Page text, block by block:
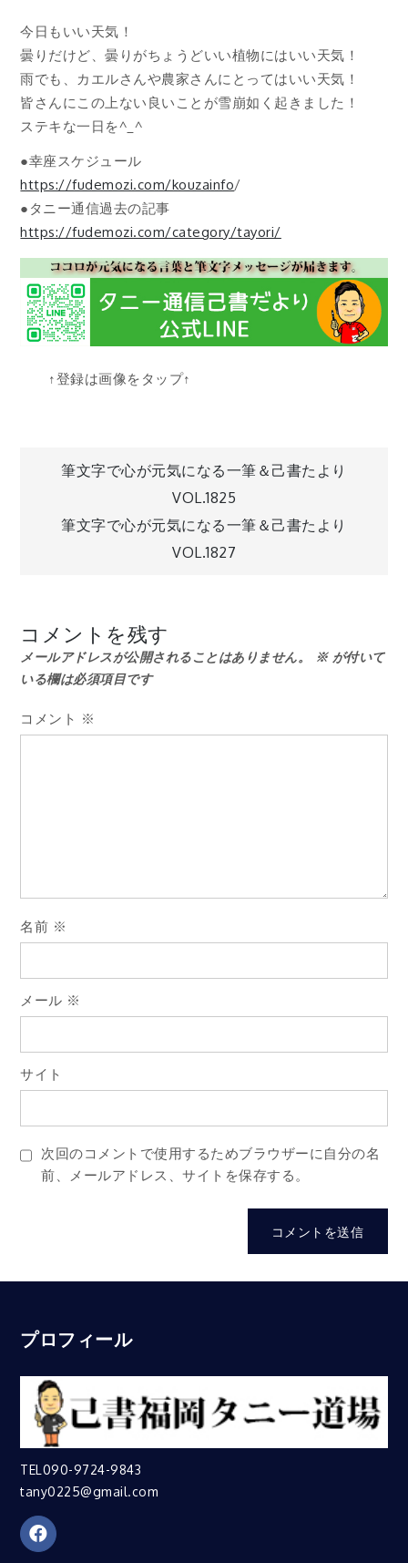
今日もいい天気！
曇りだけど、曇りがちょうどいい植物にはいい天気！
雨でも、カエルさんや農家さんにとってはいい天気！
皆さんにこの上ない良いことが雪崩如く起きました！
ステキな一日を^_^
●幸座スケジュール
https://fudemozi.com/kouzainfo/
●タニー通信過去の記事
https://fudemozi.com/category/tayori/
↑登録は画像をタップ↑
投
稿
ビ
ゲ
ー
筆文字で心が元気になる一筆＆己書たより
VOL.1825
筆文字で心が元気になる一筆＆己書たより
VOL.1827
コメントを残す
メールアドレスが公開されることはありません。 ※が付いて
いる欄は必須項目です
コメント ※
名前 ※
メール ※
サイト
次回のコメントで使用するためブラウザーに自分の名
前、メールアドレス、サイトを保存する。
プロフィール
TEL090-9724-9843
tany0225@gmail.com